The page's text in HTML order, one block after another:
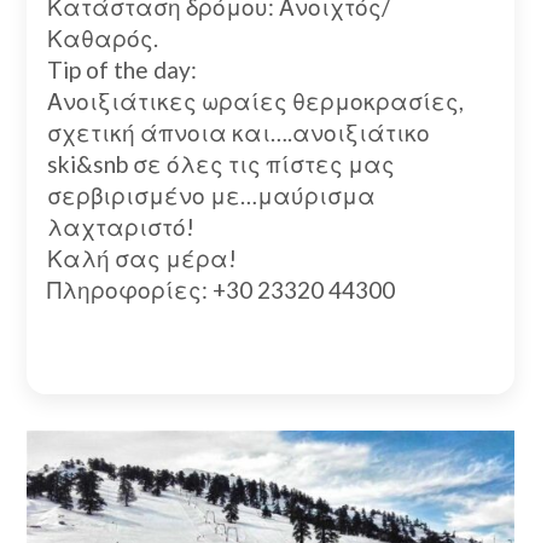
Κατάσταση δρόμου: Ανοιχτός/
Καθαρός.
Tip of the day:
Ανοιξιάτικες ωραίες θερμοκρασίες,
σχετική άπνοια και….ανοιξιάτικο
ski&snb σε όλες τις πίστες μας
σερβιρισμένο με…μαύρισμα
λαχταριστό!
Καλή σας μέρα!
Πληροφορίες: +30 23320 44300